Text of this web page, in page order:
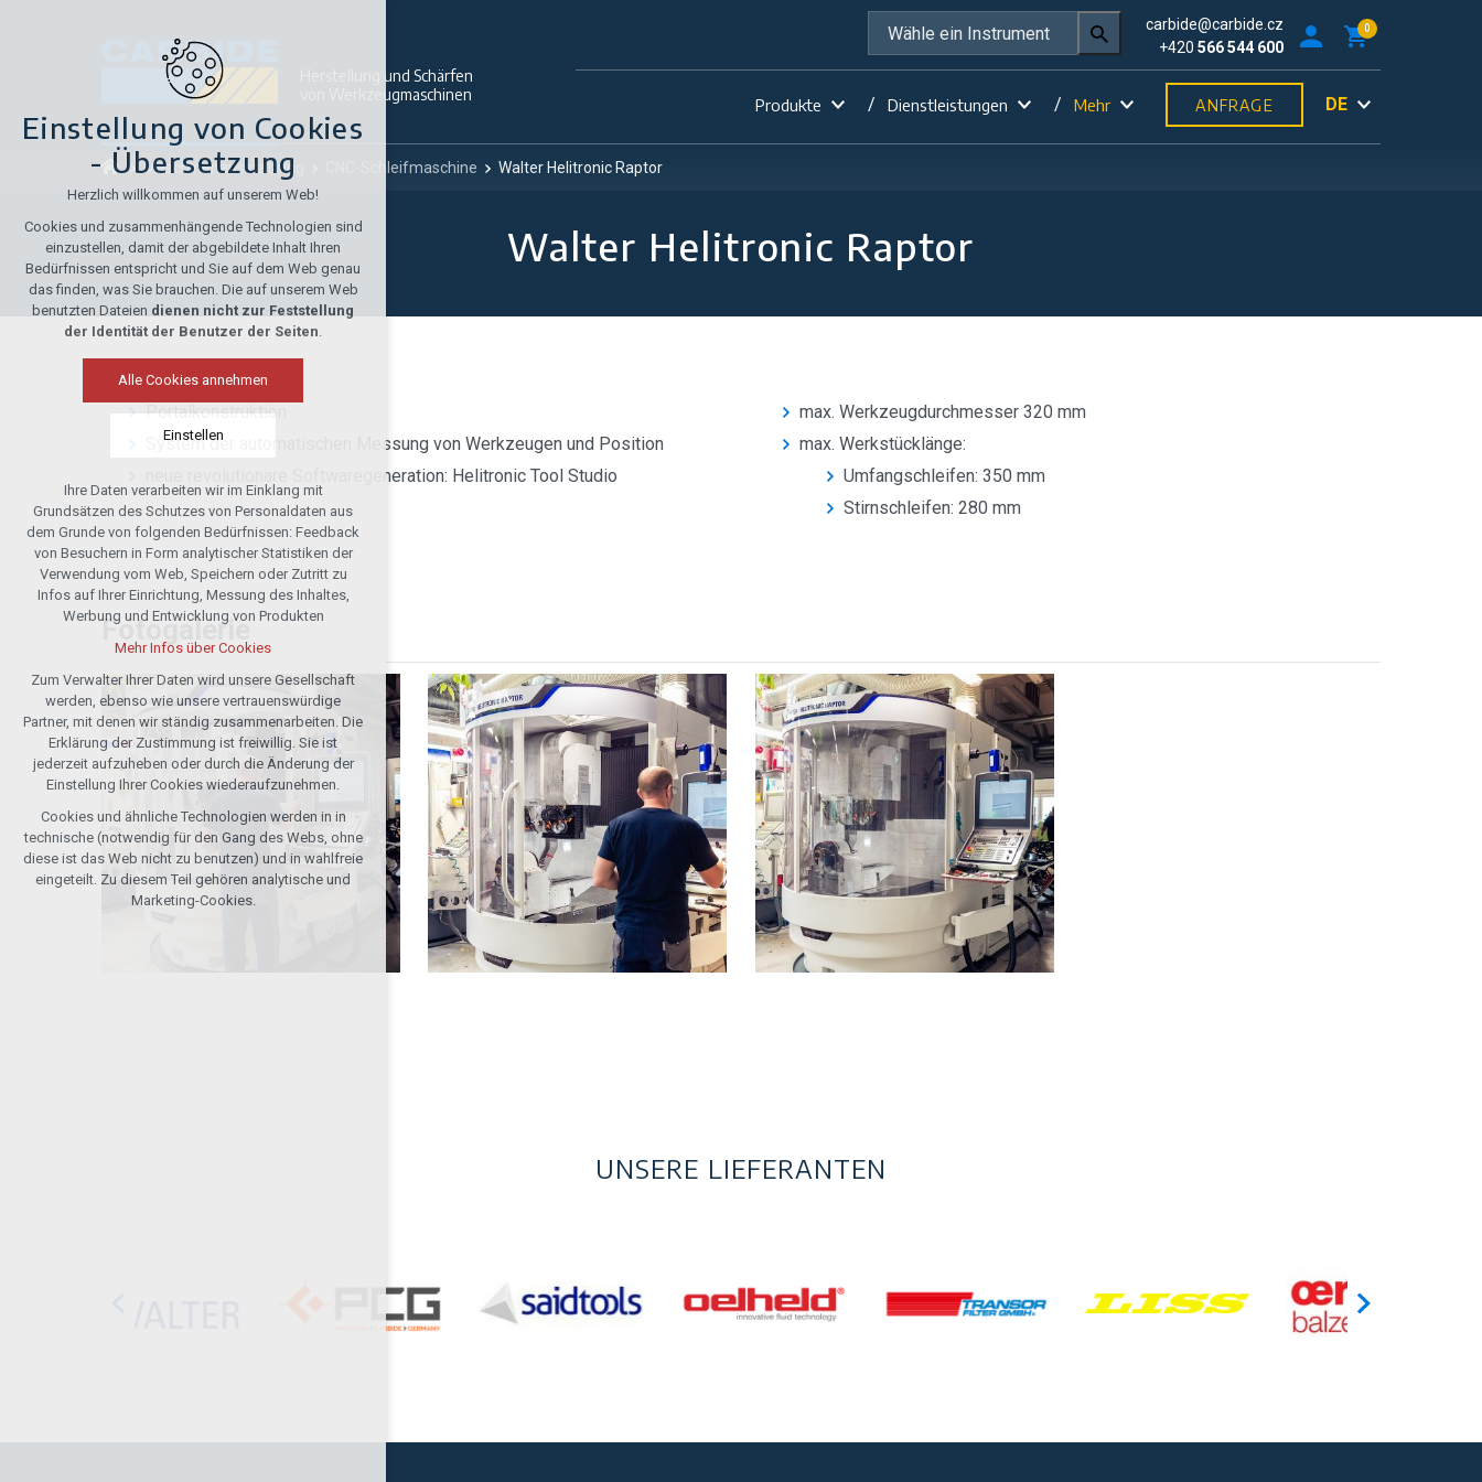
Herstellung und Schärfen
von Werkzeugmaschinen
carbide@carbide.cz
+420 566 544 600
0
Produkte Dienstleistungen Mehr ANFRAGE DE
Maschinenausstattung CNC-Schleifmaschine Walter Helitronic Raptor
Walter Helitronic Raptor
Portalkonstruktion
System der automatischen Messung von Werkzeugen und Position
neue revolutionäre Softwaregeneration: Helitronic Tool Studio
max. Werkzeugdurchmesser 320 mm
max. Werkstücklänge:
Umfangschleifen: 350 mm
Stirnschleifen: 280 mm
Fotogalerie
UNSERE LIEFERANTEN
Einstellung von Cookies
- Übersetzung
Herzlich willkommen auf unserem Web!
Cookies und zusammenhängende Technologien sind
einzustellen, damit der abgebildete Inhalt Ihren
Bedürfnissen entspricht und Sie auf dem Web genau
das finden, was Sie brauchen. Die auf unserem Web
benutzten Dateien dienen nicht zur Feststellung
der Identität der Benutzer der Seiten.
Alle Cookies annehmen
Einstellen
Technische Cookies
notwendig für Webbetrieb
Festhalten des Kontextes der Seiten
(session): etwaige Anmeldungen, Wahlen
der Sprache u. ä.
Wahlfreie Cookies
analytische für die anonymisierte
Auswertung der Besucherzahl
Marketing-Cookies (Google, Seznam,
Facebook)
Mehr Infos über Cookies
Alle Cookies annehmen
Ablehnen optional
Ihre Daten verarbeiten wir im Einklang mit
Grundsätzen des Schutzes von Personaldaten aus
dem Grunde von folgenden Bedürfnissen: Feedback
von Besuchern in Form analytischer Statistiken der
Verwendung vom Web, Speichern oder Zutritt zu
Infos auf Ihrer Einrichtung, Messung des Inhaltes,
Werbung und Entwicklung von Produkten
Mehr Infos über Cookies
Zum Verwalter Ihrer Daten wird unsere Gesellschaft
werden, ebenso wie unsere vertrauenswürdige
Partner, mit denen wir ständig zusammenarbeiten. Die
Erklärung der Zustimmung ist freiwillig. Sie ist
jederzeit aufzuheben oder durch die Änderung der
Einstellung Ihrer Cookies wiederaufzunehmen.
Cookies und ähnliche Technologien werden in in
technische (notwendig für den Gang des Webs, ohne
diese ist das Web nicht zu benutzen) und in wahlfreie
eingeteilt. Zu diesem Teil gehören analytische und
Marketing-Cookies.